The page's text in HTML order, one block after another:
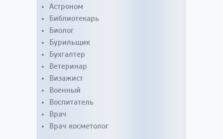
Астроном
Библиотекарь
Биолог
Бурильщик
Бухгалтер
Ветеринар
Визажист
Военный
Воспитатель
Врач
Врач косметолог